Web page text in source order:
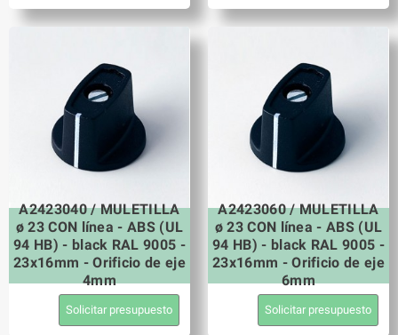
A2423040 / MULETILLA
ø 23 CON línea - ABS (UL
94 HB) - black RAL 9005 -
23x16mm - Orificio de eje
4mm
Solicitar presupuesto
A2423060 / MULETILLA
ø 23 CON línea - ABS (UL
94 HB) - black RAL 9005 -
23x16mm - Orificio de eje
6mm
Solicitar presupuesto